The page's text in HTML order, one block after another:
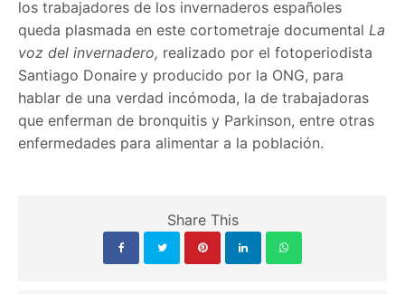
los trabajadores de los invernaderos españoles
queda plasmada en este cortometraje documentalLa
voz del invernadero, realizado por el fotoperiodista
Santiago Donaire y producido por la ONG, para
hablar de una verdad incómoda, la de trabajadoras
que enferman de bronquitis y Parkinson, entre otras
enfermedades para alimentar a la población.
Share This